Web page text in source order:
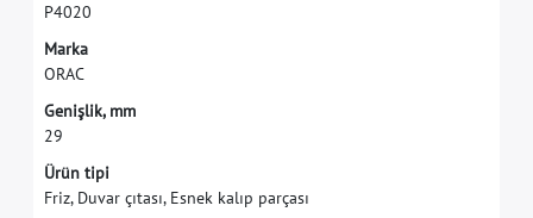
P4020
Marka
ORAC
Genişlik, mm
29
Ürün tipi
Friz, Duvar çıtası, Esnek kalıp parçası